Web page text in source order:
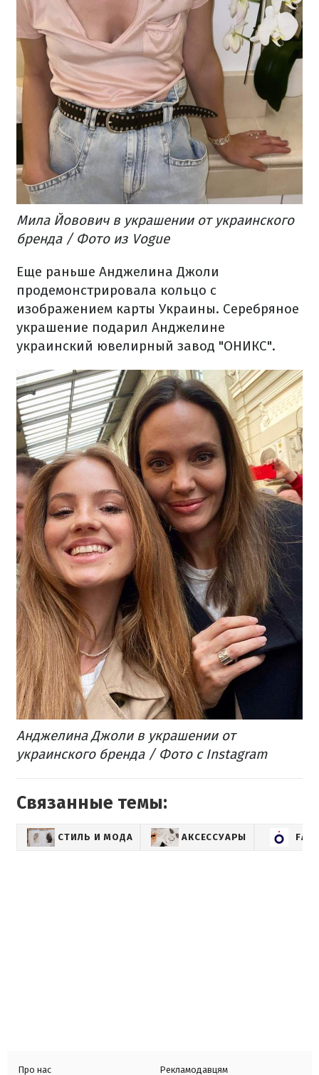
Мила Йовович в украшении от украинского
бренда / Фото из Vogue
Еще раньше Анджелина Джоли
продемонстрировала кольцо с
изображением карты Украины. Серебряное
украшение подарил Анджелине
украинский ювелирный завод "ОНИКС".
Анджелина Джоли в украшении от
украинского бренда / Фото с Instagram
Связанные темы:
СТИЛЬ И МОДА АКСЕССУАРЫ
Про нас
Рекламодавцям